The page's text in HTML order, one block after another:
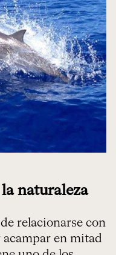
naturaleza
relacionarse con
en mitad